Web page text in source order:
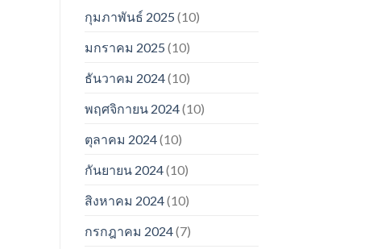
กุมภาพันธ์ 2025 (10)
มกราคม 2025 (10)
ธันวาคม 2024(10)
พฤศจิกายน 2024(10)
ตุลาคม 2024(10)
กันยายน 2024(10)
สิงหาคม 2024(10)
กรกฎาคม 2024(7)